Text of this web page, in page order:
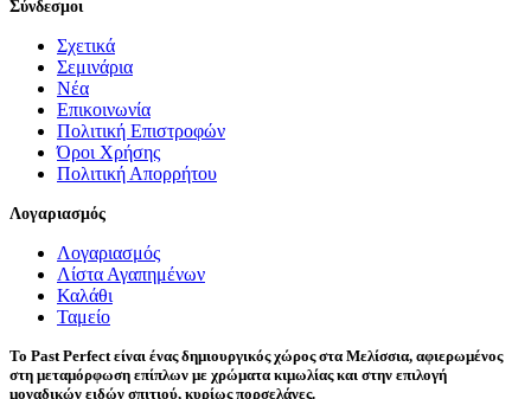
Σύνδεσμοι
Σχετικά
Σεμινάρια
Νέα
Επικοινωνία
Πολιτική Επιστροφών
Όροι Χρήσης
Πολιτική Απορρήτου
Λογαριασμός
Λογαριασμός
Λίστα Αγαπημένων
Καλάθι
Ταμείο
Το Past Perfect είναι ένας δημιουργικός χώρος στα Μελίσσια, αφιερωμένος
στη μεταμόρφωση επίπλων με χρώματα κιμωλίας και στην επιλογή
μοναδικών ειδών σπιτιού, κυρίως πορσελάνες.